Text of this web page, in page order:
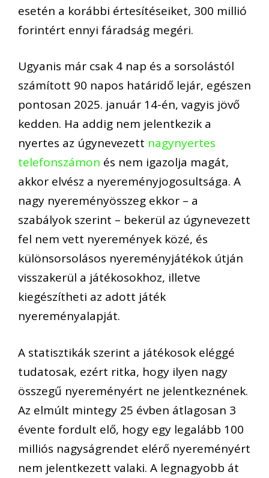
esetén a korábbi értesítéseiket, 300 millió
forintért ennyi fáradság megéri.
Ugyanis már csak 4 nap és a sorsolástól
számított 90 napos határidő lejár, egészen
pontosan 2025. január 14-én, vagyis jövő
kedden. Ha addig nem jelentkezik a
nyertes az úgynevezett nagynyertes
telefonszámon és nem igazolja magát,
akkor elvész a nyereményjogosultsága. A
nagy nyereményösszeg ekkor – a
szabályok szerint – bekerül az úgynevezett
fel nem vett nyeremények közé, és
különsorsolásos nyereményjátékok útján
visszakerül a játékosokhoz, illetve
kiegészítheti az adott játék
nyereményalapját.
A statisztikák szerint a játékosok eléggé
tudatosak, ezért ritka, hogy ilyen nagy
összegű nyereményért ne jelentkeznének.
Az elmúlt mintegy 25 évben átlagosan 3
évente fordult elő, hogy egy legalább 100
milliós nagyságrendet elérő nyereményért
nem jelentkezett valaki. A legnagyobb át